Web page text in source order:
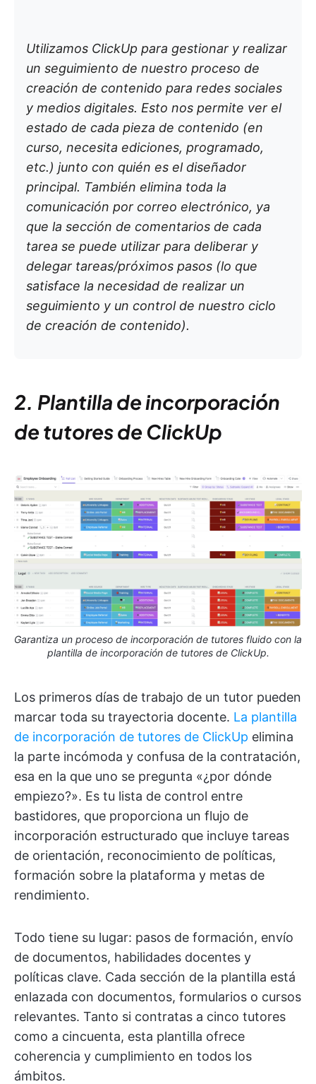
Utilizamos ClickUp para gestionar y realizar
un seguimiento de nuestro proceso de
creación de contenido para redes sociales
y medios digitales. Esto nos permite ver el
estado de cada pieza de contenido (en
curso, necesita ediciones, programado,
etc.) junto con quién es el diseñador
principal. También elimina toda la
comunicación por correo electrónico, ya
que la sección de comentarios de cada
tarea se puede utilizar para deliberar y
delegar tareas/próximos pasos (lo que
satisface la necesidad de realizar un
seguimiento y un control de nuestro ciclo
de creación de contenido).
2. Plantilla de incorporación
de tutores de ClickUp
Garantiza un proceso de incorporación de tutores fluido con la
plantilla de incorporación de tutores de ClickUp.
Los primeros días de trabajo de un tutor pueden
marcar toda su trayectoria docente. La plantilla
de incorporación de tutores de ClickUp elimina
la parte incómoda y confusa de la contratación,
esa en la que uno se pregunta «¿por dónde
empiezo?». Es tu lista de control entre
bastidores, que proporciona un flujo de
incorporación estructurado que incluye tareas
de orientación, reconocimiento de políticas,
formación sobre la plataforma y metas de
rendimiento.
Todo tiene su lugar: pasos de formación, envío
de documentos, habilidades docentes y
políticas clave. Cada sección de la plantilla está
enlazada con documentos, formularios o cursos
relevantes. Tanto si contratas a cinco tutores
como a cincuenta, esta plantilla ofrece
coherencia y cumplimiento en todos los
ámbitos.